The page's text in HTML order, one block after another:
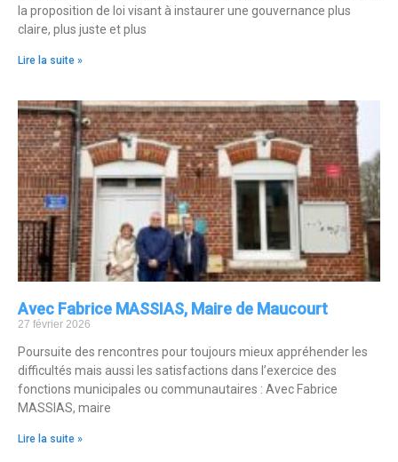
la proposition de loi visant à instaurer une gouvernance plus
claire, plus juste et plus
Lire la suite »
Avec Fabrice MASSIAS, Maire de Maucourt
27 février 2026
Poursuite des rencontres pour toujours mieux appréhender les
difficultés mais aussi les satisfactions dans l’exercice des
fonctions municipales ou communautaires : Avec Fabrice
MASSIAS, maire
Lire la suite »